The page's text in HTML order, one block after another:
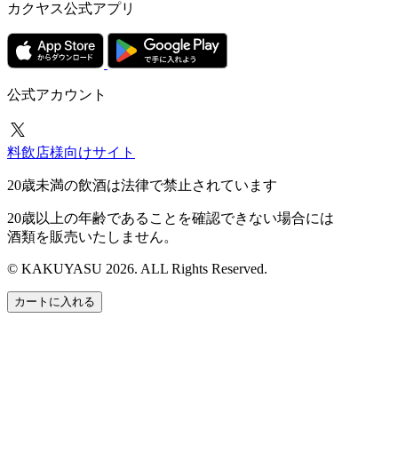
カクヤス公式アプリ
公式アカウント
料飲店様向けサイト
20歳未満の飲酒は法律で禁止されています
20歳以上の年齢であることを確認できない場合には
酒類を販売いたしません。
© KAKUYASU 2026. ALL Rights Reserved.
カートに入れる